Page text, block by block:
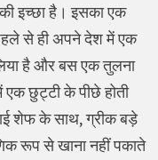
इच्छा है। इसका एक
से ही अपने देश में एक
है और बस एक तुलना
छुट्टी के पीछे होती
शेफ के साथ, ग्रीक बड़े
रूप से खाना नहीं पकाते